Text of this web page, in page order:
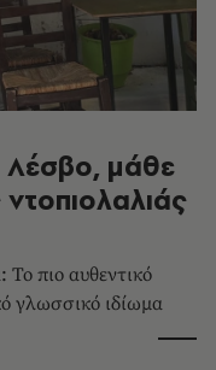
Λέσβο, μάθε
πιο αυθεντικό
γλωσσικό ιδίωμα